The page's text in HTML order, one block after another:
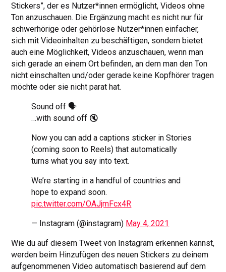
Stickers”, der es Nutzer*innen ermöglicht, Videos ohne
Ton anzuschauen. Die Ergänzung macht es nicht nur für
schwerhörige oder gehörlose Nutzer*innen einfacher,
sich mit Videoinhalten zu beschäftigen, sondern bietet
auch eine Möglichkeit, Videos anzuschauen, wenn man
sich gerade an einem Ort befinden, an dem man den Ton
nicht einschalten und/oder gerade keine Kopfhörer tragen
möchte oder sie nicht parat hat.
Sound off 🗣
…with sound off 🔇
Now you can add a captions sticker in Stories
(coming soon to Reels) that automatically
turns what you say into text.
We’re starting in a handful of countries and
hope to expand soon.
pic.twitter.com/OAJjmFcx4R
— Instagram (@instagram) May 4, 2021
Wie du auf diesem Tweet von Instagram erkennen kannst,
werden beim Hinzufügen des neuen Stickers zu deinem
aufgenommenen Video automatisch basierend auf dem